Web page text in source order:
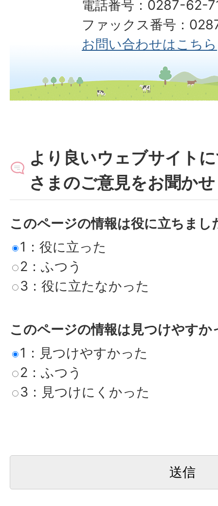
電話番号：0287-62-
ファックス番号：
お問い合わせはこちら
より良いウェブサイト
さまのご意見をお聞か
このページの情報は役に立ちまし
1：役に立った
2：ふつう
3：役に立たなかった
このページの情報は見つけやすか
1：見つけやすかった
2：ふつう
3：見つけにくかった